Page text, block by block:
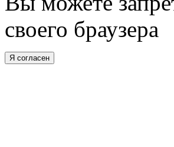
своего браузера
Я согласен